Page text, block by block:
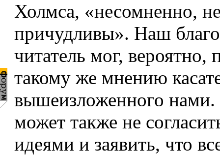
Холмса, «несомненно,
причудливы». Наш
читатель мог, вероятно,
такому же мнению
вышеизложенного
может также не
идеями и заявить, что